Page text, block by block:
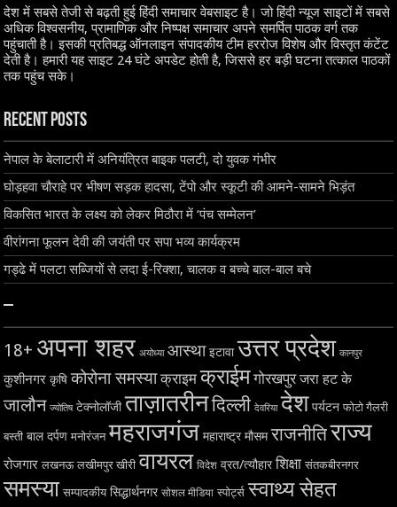
देश में सबसे तेजी से बढ़ती हुई हिंदी समाचार वेबसाइट है। जो हिंदी न्यूज साइटों में सबसे
अधिक विश्वसनीय, प्रामाणिक और निष्पक्ष समाचार अपने समर्पित पाठक वर्ग तक
पहुंचाती है। इसकी प्रतिबद्ध ऑनलाइन संपादकीय टीम हररोज विशेष और विस्तृत कंटेंट
देती है। हमारी यह साइट 24 घंटे अपडेट होती है, जिससे हर बड़ी घटना तत्काल पाठकों
तक पहुंच सके।
Recent Posts
नेपाल के बेलाटारी में अनियंत्रित बाइक पलटी, दो युवक गंभीर
घोड़हवा चौराहे पर भीषण सड़क हादसा, टेंपो और स्कूटी की आमने-सामने भिड़ंत
विकसित भारत के लक्ष्य को लेकर मिठौरा में ‘पंच सम्मेलन’
वीरांगना फूलन देवी की जयंती पर सपा भव्य कार्यक्रम
गड्ढे में पलटा सब्जियों से लदा ई-रिक्शा, चालक व बच्चे बाल-बाल बचे
–
18+ अपना शहर अयोध्या आस्था इटावा उत्तर प्रदेश कानपुर
कुशीनगर कृषि कोरोना समस्या क्राइम क्राईम गोरखपुर जरा हट के
जालौन ज्योतिष टेक्नोलॉजी ताज़ातरीनदिल्ली देवरिया देश पर्यटन फोटो गैलरी
बस्ती बाल दर्पण मनोरंजन महराजगंज महाराष्ट्र मौसम राजनीतिराज्य
रोजगार लखनऊ लखीमपुर खीरी वायरल विदेश व्रत/त्यौहार शिक्षा संतकबीरनगर
समस्या सम्पादकीय सिद्धार्थनगर सोशल मीडिया स्पोर्ट्स स्वाथ्य सेहत